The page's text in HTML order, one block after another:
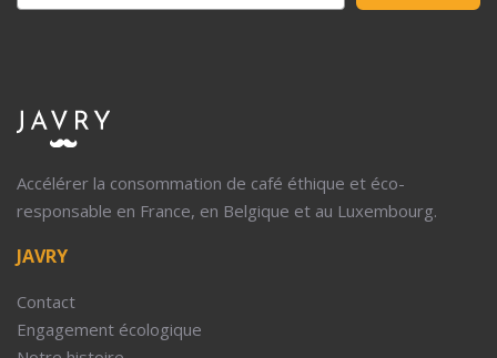
Accélérer la consommation de café éthique et éco-
responsable en France, en Belgique et au Luxembourg.
JAVRY
Contact
Engagement écologique